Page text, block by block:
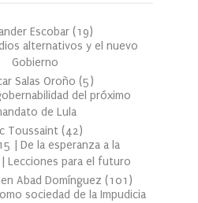
Escobar (19)
alternativos y el nuevo
Gobierno
Salas Oroño (5)
del próximo
de Lula
Toussaint (42)
| De la esperanza a la
Lecciones para el futuro
Abad Domínguez (101 )
sociedad de la Impudicia